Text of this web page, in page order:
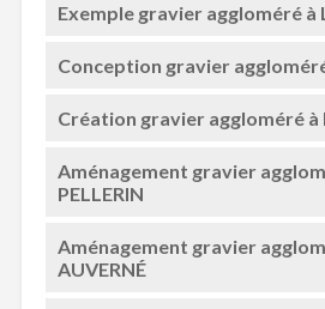
Exemple gravier aggloméré à
Conception gravier
Création gravier aggloméré à
Aménagement gravier
PELLERIN
Aménagement gravier
AUVERNÉ